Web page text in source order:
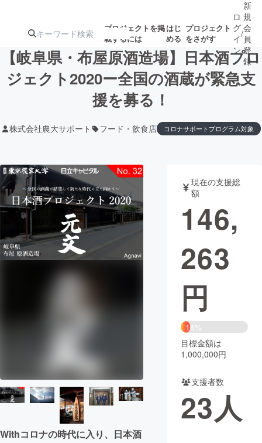
プロジェクトを掲
載するには
はじ
める
プロジェクト
をさがす
注目の新着プロ募集終了が近いプ
テクノロジー・ガジェット ゲーム・サ
映像・映画 書籍・雑誌
ビジネス・起業 チャレンジ
CAMPFIRE Creation
コミュニティ
ロ
グ
イ
ン
/
新
規
会
員
登
録
【岐阜県・布屋原酒造場】日本酒プロ
ジェクト2020ー全国の酒蔵が緊急支
援を募る！
株式会社農大サポート フード・飲食店 コロナサポートプログラム対象
Withコロナの時代に入り、日本酒
現在の支援総
額
146,
263
円
14%
目標金額は
1,000,000円
支援者数
23人